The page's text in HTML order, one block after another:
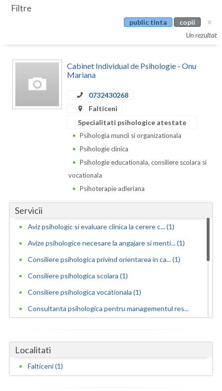
Botosani
Buzau
Dambovita
Giurgiu
Gorj
Harghita
Ialomita
Articole
Cabinet
Filtre
public tinta
copii
Un rezultat
Cabinet Individual de Psihologie - Onu
Mariana
0732430268
Falticeni
Specialitati psihologice atestate
Psihologia muncii si organizationala
Psihologie clinica
Psihologie educationala, consiliere scolara si
vocationala
Psihoterapie adleriana
Servicii
Aviz psihologic si evaluare clinica la cerere c... (1)
Avize psihologice necesare la angajare si menti... (1)
Consiliere psihologica privind orientarea in ca... (1)
Consiliere psihologica scolara (1)
Consiliere psihologica vocationala (1)
Consultanta psihologica pentru managementul res...
Interventie psihoterapeutica in tulburarea Aspe... (1)
Interventie psihoterapeutica in tulburarea autista (1)
Localitati
Falticeni (1)